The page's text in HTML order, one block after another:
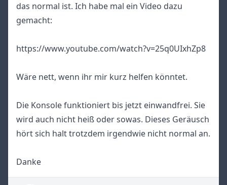
das normal ist. Ich habe mal ein Video dazu
gemacht:
https://www.youtube.com/watch?v=25q0UIxhZp8
Wäre nett, wenn ihr mir kurz helfen könntet.
Die Konsole funktioniert bis jetzt einwandfrei. Sie
wird auch nicht heiß oder sowas. Dieses Geräusch
hört sich halt trotzdem irgendwie nicht normal an.
Danke